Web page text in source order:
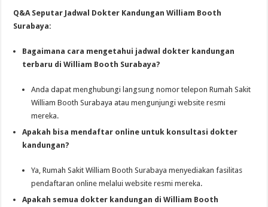
Q&A Seputar Jadwal Dokter Kandungan William Booth
Surabaya:
Bagaimana cara mengetahui jadwal dokter kandungan
terbaru di William Booth Surabaya?
Anda dapat menghubungi langsung nomor telepon Rumah Sakit
William Booth Surabaya atau mengunjungi website resmi
mereka.
Apakah bisa mendaftar online untuk konsultasi dokter
kandungan?
Ya, Rumah Sakit William Booth Surabaya menyediakan fasilitas
pendaftaran online melalui website resmi mereka.
Apakah semua dokter kandungan di William Booth